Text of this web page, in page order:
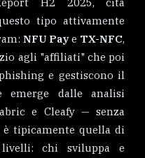
tipo attivamente
NFU Paye TX-NFC,
agli "affiliati" che poi
e gestiscono il
emerge dalle analisi
e Cleafy — senza
tipicamente quella di
chi sviluppa e